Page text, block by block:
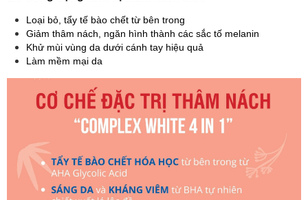
Loại bỏ, tẩy tế bào chết từ bên trong
Giảm thâm nách, ngăn hình thành các sắc tố melanin
Khử mùi vùng da dưới cánh tay hiệu quả
Làm mềm mại da